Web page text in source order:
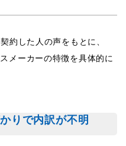
約した人の声をもとに、
メーカーの特徴を具体的に
りで内訳が不明